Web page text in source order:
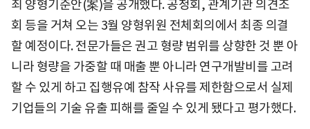
죄 양형기준안(案)을 공개했다. 공청회, 관계기관 의견조
회 등을 거쳐 오는 3월 양형위원 전체회의에서 최종 의결
할 예정이다. 전문가들은 권고 형량 범위를 상향한 것 뿐 아
니라 형량을 가중할 때 매출 뿐 아니라 연구개발비를 고려
할 수 있게 하고 집행유예 참작 사유를 제한함으로서 실제
기업들의 기술 유출 피해를 줄일 수 있게 됐다고 평가했다.